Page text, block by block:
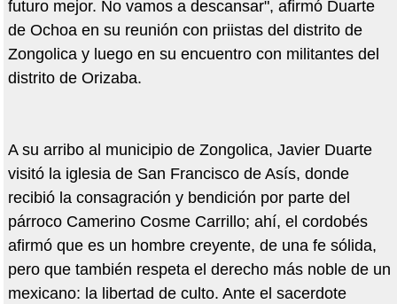
futuro mejor. No vamos a descansar", afirmó Duarte
de Ochoa en su reunión con priistas del distrito de
Zongolica y luego en su encuentro con militantes del
distrito de Orizaba.
A su arribo al municipio de Zongolica, Javier Duarte
visitó la iglesia de San Francisco de Asís, donde
recibió la consagración y bendición por parte del
párroco Camerino Cosme Carrillo; ahí, el cordobés
afirmó que es un hombre creyente, de una fe sólida,
pero que también respeta el derecho más noble de un
mexicano: la libertad de culto. Ante el sacerdote